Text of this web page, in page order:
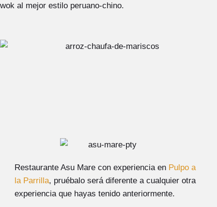
wok al mejor estilo peruano-chino.
Restaurante Asu Mare con experiencia en Pulpo a
la Parrilla, pruébalo será diferente a cualquier otra
experiencia que hayas tenido anteriormente.